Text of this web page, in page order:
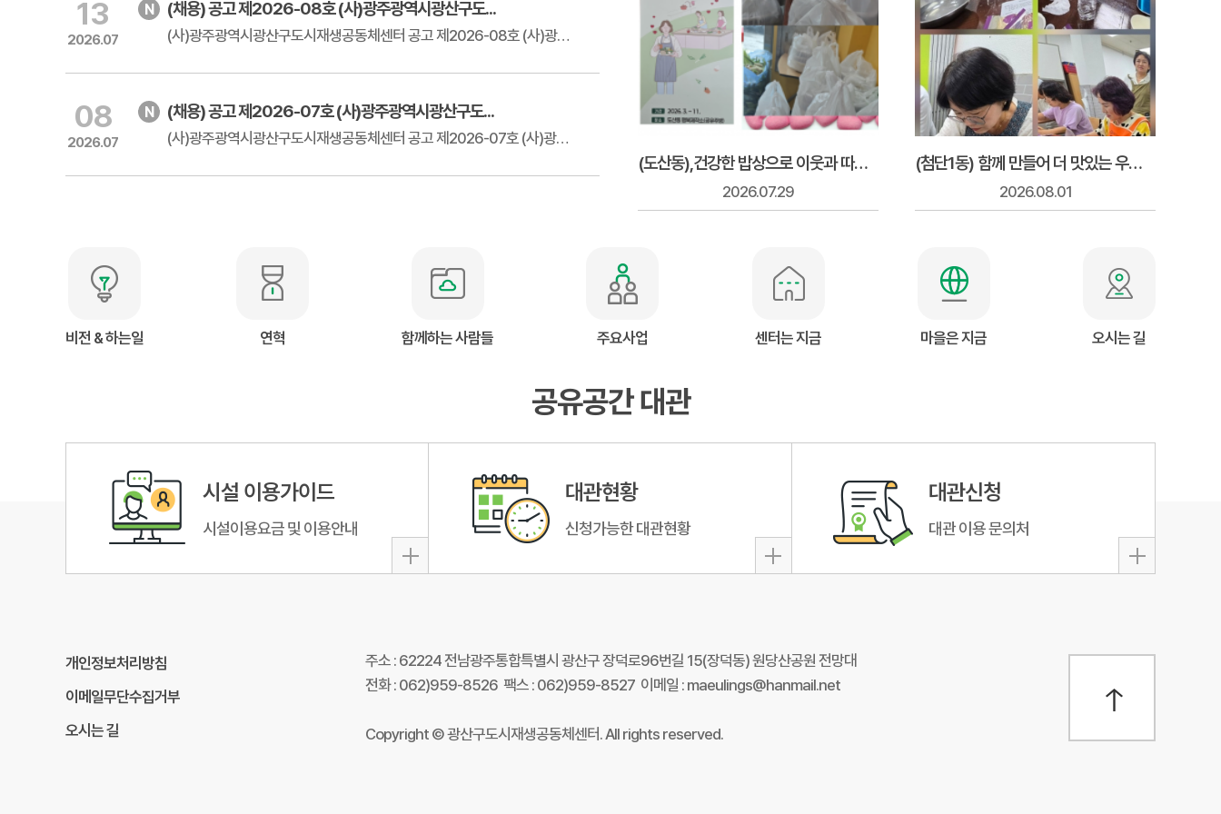
13
2026.07
(채용) 공고 제2026-08호 (사)광주광역시광산구도...
(사)광주광역시광산구도시재생공동체센터 공고 제2026-08호 (사)광주광역시...
08
2026.07
(채용) 공고 제2026-07호 (사)광주광역시광산구도...
(사)광주광역시광산구도시재생공동체센터 공고 제2026-07호 (사)광주광역시...
(도산동),건강한 밥상으로 이웃과 따뜻한 정을 나누다
2026.07.29
(첨단1동) 함께 만들어 더 맛있는 우리 고추장
2026.08.01
비전 & 하는일 연혁 함께하는 사람들 주요사업 센터는 지금 마을은 지금 오시는 길
공유공간 대관
시설 이용가이드
시설이용요금 및 이용안내
대관현황
신청가능한 대관현황
대관신청
대관 이용 문의처
개인정보처리방침
이메일무단수집거부
오시는 길
주소 : 62224 전남광주통합특별시 광산구 장덕로96번길 15(장덕동) 원당산공원 전망대
전화 : 062)959-8526 팩스 : 062)959-8527 이메일 : maeulings@hanmail.net
Copyright © 광산구도시재생공동체센터. All rights reserved.